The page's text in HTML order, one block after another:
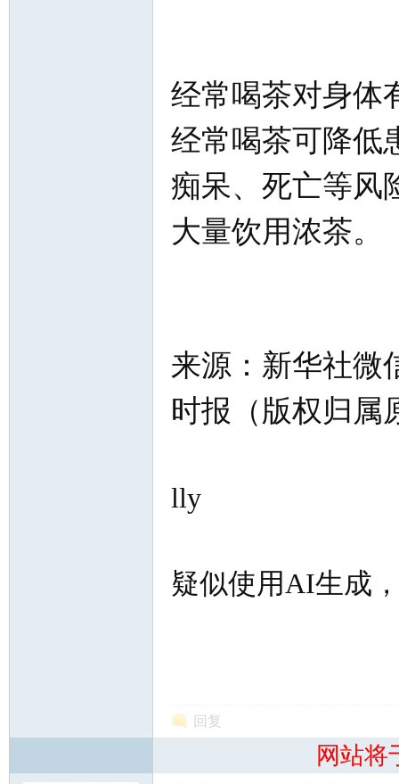
经常喝茶对身体
经常喝茶可降低
痴呆、死亡等风
大量饮用浓茶。
来源：新华社微
时报（版权归属
lly
疑似使用AI生成
回复
网站将